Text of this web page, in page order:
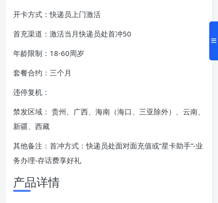
开卡方式：快递员上门激活
首充渠道：激活当月快递员处首冲50
年龄限制：18-60周岁
套餐合约：三个月
违停复机：
禁发区域： 贵州、广西、海南（海口、三亚除外）、云南、
新疆、西藏
其他备注：首冲方式：快递员处面对面充值或“星卡助手”-业
务办理-存话费享好礼
产品详情